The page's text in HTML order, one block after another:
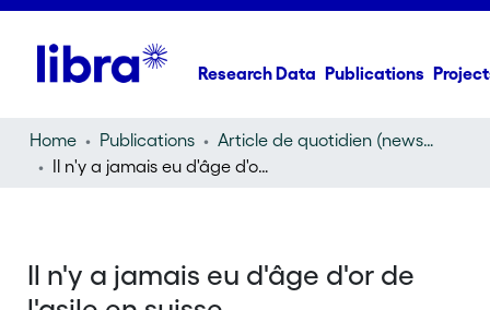
Research Data Publications
Home Publications
Article de quotidien (newspaper article)
Il n'y a jamais eu d'âge d'or de l'asile en suisse
Il n'y a jamais eu d'âge d'or de